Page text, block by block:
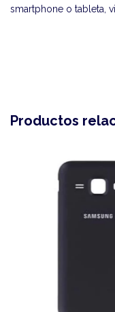
smartphone o tableta,
Productos